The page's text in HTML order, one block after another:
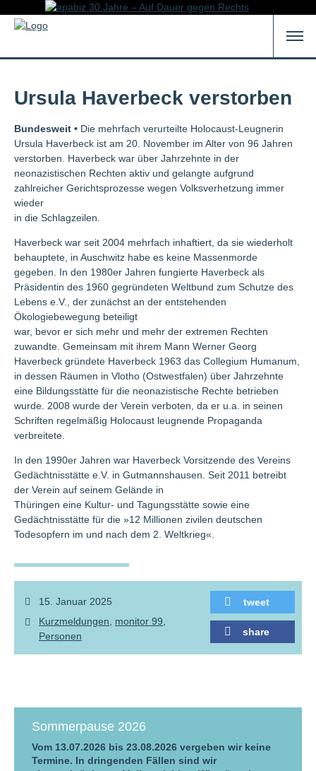
Ursula Haverbeck verstorben
Bundesweit • Die mehrfach verurteilte Holocaust-Leugnerin
Ursula Haverbeck ist am 20. November im Alter von 96 Jahren
verstorben. Haverbeck war über Jahrzehnte in der
neonazistischen Rechten aktiv und gelangte aufgrund
zahlreicher Gerichtsprozesse wegen Volksverhetzung immer
wieder
in die Schlagzeilen.
Haverbeck war seit 2004 mehrfach inhaftiert, da sie wiederholt
behauptete, in Auschwitz habe es keine Massenmorde
gegeben. In den 1980er Jahren fungierte Haverbeck als
Präsidentin des 1960 gegründeten Weltbund zum Schutze des
Lebens e.V., der zunächst an der entstehenden
Ökologiebewegung beteiligt
war, bevor er sich mehr und mehr der extremen Rechten
zuwandte. Gemeinsam mit ihrem Mann Werner Georg
Haverbeck gründete Haverbeck 1963 das Collegium Humanum,
in dessen Räumen in Vlotho (Ostwestfalen) über Jahrzehnte
eine Bildungsstätte für die neonazistische Rechte betrieben
wurde. 2008 wurde der Verein verboten, da er u.a. in seinen
Schriften regelmäßig Holocaust leugnende Propaganda
verbreitete.
In den 1990er Jahren war Haverbeck Vorsitzende des Vereins
Gedächtnisstätte e.V. in Gutmannshausen. Seit 2011 betreibt
der Verein auf seinem Gelände in
Thüringen eine Kultur- und Tagungsstätte sowie eine
Gedächtnisstätte für die »12 Millionen zivilen deutschen
Todesopfern im und nach dem 2. Weltkrieg«.
tweet
share
15. Januar 2025
Kurzmeldungen
monitor 99
Personen
Sommerpause 2026
Vom 13.07.2026 bis 23.08.2026 vergeben wir keine
Termine. In dringenden Fällen sind wir